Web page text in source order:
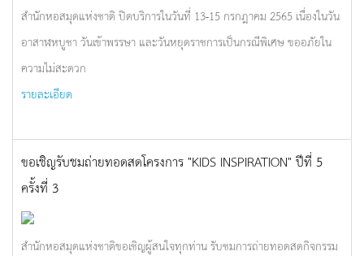
สำนักหอสมุดแห่งชาติ ปิดบริการในวันที่ 13-15 กรกฎาคม 2565 เนื่องในวัน
อาสาฬหบูชา วันเข้าพรรษา และวันหยุดราชการเป็นกรณีพิเศษ ขออภัยใน
ความไม่สะดวก
รายละเอียด
ขอเชิญรับชมถ่ายทอดสดโครงการ "KIDS INSPIRATION" ปีที่ 5
ครั้งที่ 3
สำนักหอสมุดแห่งชาติขอเชิญผู้สนใจทุกท่าน รับชมการถ่ายทอดสดกิจกรรม